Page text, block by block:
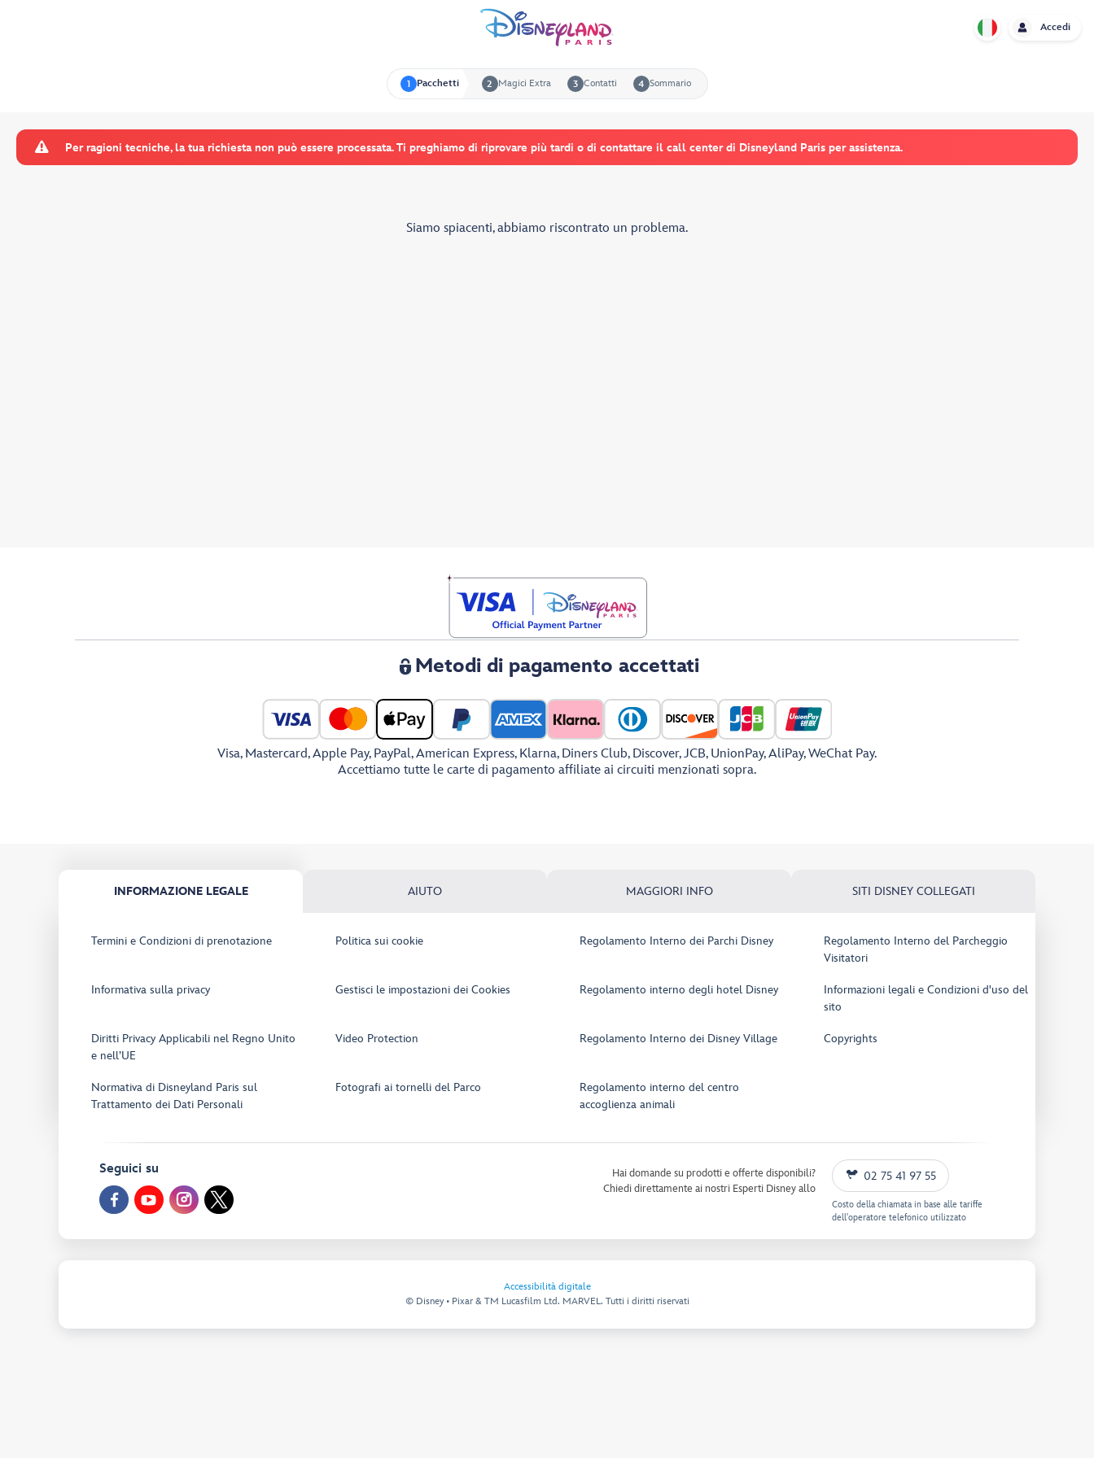
Accedi
1 Pacchetti 2 Magici Extra 3 Contatti 4 Sommario
Per ragioni tecniche, la tua richiesta non può essere processata. Ti preghiamo di riprovare più tardi o di contattare il call center di Disneyland Paris per assistenza.
Siamo spiacenti, abbiamo riscontrato un problema.
Metodi di pagamento accettati
Visa, Mastercard, Apple Pay, PayPal, American Express, Klarna, Diners Club, Discover, JCB, UnionPay, AliPay, WeChat Pay.
Accettiamo tutte le carte di pagamento affiliate ai circuiti menzionati sopra.
INFORMAZIONE LEGALE AIUTO MAGGIORI INFO SITI DISNEY COLLEGATI
Termini e Condizioni di prenotazione Politica sui cookie Regolamento Interno dei Parchi Disney
Regolamento Interno del Parcheggio
Visitatori
Informativa sulla privacy Gestisci le impostazioni dei Cookies Regolamento interno degli hotel Disney
Informazioni legali e Condizioni d'uso del
sito
Diritti Privacy Applicabili nel Regno Unito
e nell’UE
Video Protection Regolamento Interno dei Disney Village Copyrights
Normativa di Disneyland Paris sul
Trattamento dei Dati Personali
Fotografi ai tornelli del Parco
Regolamento interno del centro
accoglienza animali
Seguici su
Hai domande su prodotti e offerte disponibili?
Chiedi direttamente ai nostri Esperti Disney allo
02 75 41 97 55
Costo della chiamata in base alle tariffe
dell'operatore telefonico utilizzato
Accessibilità digitale
© Disney • Pixar & TM Lucasfilm Ltd. MARVEL. Tutti i diritti riservati